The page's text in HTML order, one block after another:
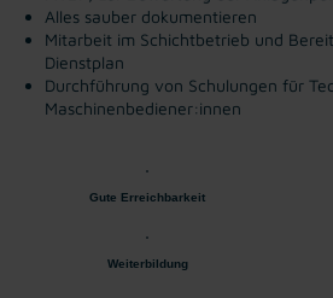
Alles sauber dokumentieren
Mitarbeit im Schichtbetrieb und
Dienstplan
Durchführung von Schulungen für
Maschinenbediener:innen
Gute Erreichbarkeit
Weiterbildung